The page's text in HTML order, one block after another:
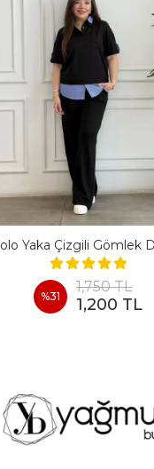
%31
1,750 TL
1,200 TL